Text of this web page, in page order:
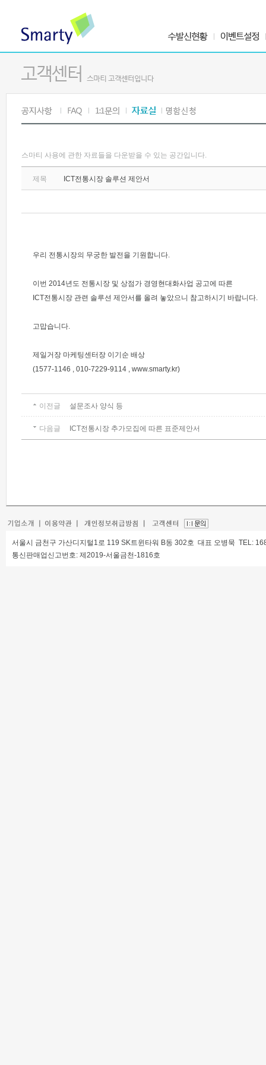
스마티 사용에 관한 자료들을 다운받을 수 있는 공간입니다.
제목 ICT전통시장 솔루션 제안서
우리 전통시장의 무궁한 발전을 기원합니다.
이번 2014년도 전통시장 및 상점가 경영현대화사업 공고에 따른
ICT전통시장 관련 솔루션 제안서를 올려 놓았으니 참고하시기 바랍니다.
고맙습니다.
제일거장 마케팅센터장 이기순 배상
(1577-1146 , 010-7229-9114 , www.smarty.kr)
이전글 설문조사 양식 등
다음글 ICT전통시장 추가모집에 따른 표준제안서
서울시 금천구 가산디지털1로 119 SK트윈타워 B동 302호 대표 오병묵 TEL:
통신판매업신고번호: 제2019-서울금천-1816호